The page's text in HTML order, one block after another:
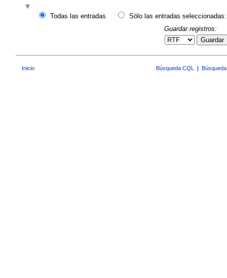
Todas las entradas
Sólo las entradas seleccionadas:
Guardar registros:
Guardar
Inicio Búsqueda CQL